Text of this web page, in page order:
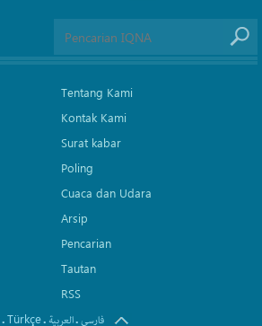
Tentang Kami
Kontak Kami
Surat kabar
Poling
Cuaca dan Udara
Arsip
Pencarian
Tautan
RSS
.Türkçe. العربیة.فارسی